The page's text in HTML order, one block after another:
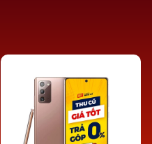
nguồn, không lỗi khởi